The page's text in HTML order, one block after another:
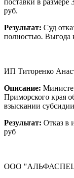
руб.
Результат: Суд
полностью. Выгода
ИП Титоренко
Описание:
Приморского края
взыскании
Результат: Отказ в
руб
ООО